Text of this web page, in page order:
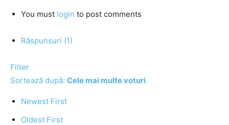
You must login to post comments
Răspunsuri (1)
Filter
Sortează după: Cele mai multe voturi
Newest First
Oldest First